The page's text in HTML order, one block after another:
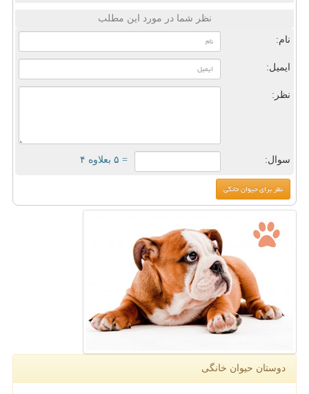
نظر شما در مورد این مطلب
نام:
ایمیل:
نظر:
سوال: = ۵ بعلاوه ۴
دوستان حیوان خانگی